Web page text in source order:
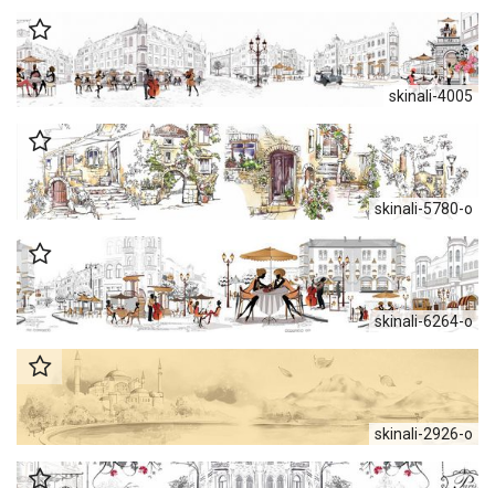
skinali-4005
skinali-5780-o
skinali-6264-o
skinali-2926-o